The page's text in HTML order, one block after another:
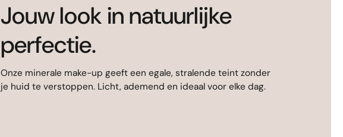
Jouw look in natuurlijke
perfectie.
Onze minerale make-up geeft een egale, stralende teint zonder
je huid te verstoppen. Licht, ademend en ideaal voor elke dag.